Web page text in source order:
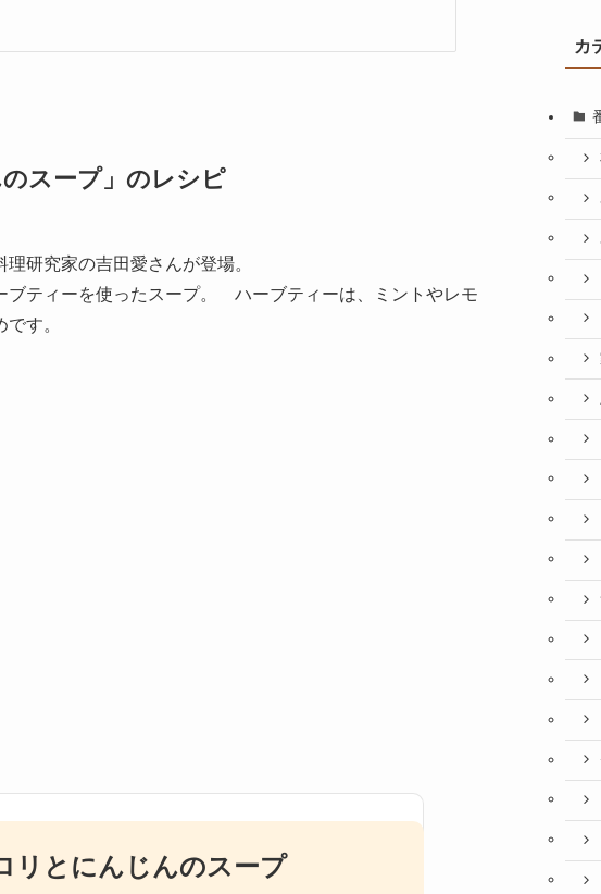
スープ」のレシピ
研究家の吉田愛さんが登場。
ブティーを使ったスープ。 ハーブティーは、ミントやレモ
す。
リとにんじんのスープ
カ